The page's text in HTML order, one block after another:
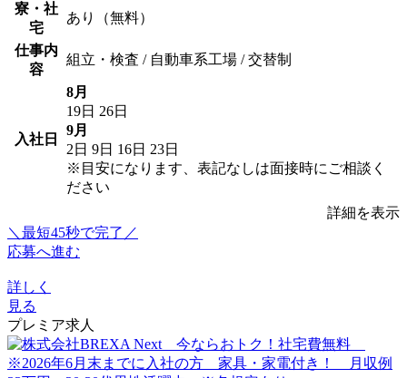
寮・社
宅
あり（無料）
仕事内
容
組立・検査 / 自動車系工場 / 交替制
入社日
8月
19日 26日
9月
2日 9日 16日 23日
※目安になります、表記なしは面接時にご相談く
ださい
詳細を表示
＼最短45秒で完了／
応募へ進む
詳しく
見る
プレミア求人